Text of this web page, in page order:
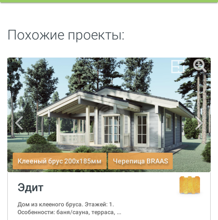
Похожие проекты:
Клееный брус 200x185мм Черепица BRAAS
Эдит
Дом из клееного бруса. Этажей: 1.
Особенности: баня/сауна, терраса, ...